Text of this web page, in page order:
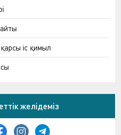
іс қимыл
желідеміз